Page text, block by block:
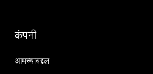
कंपनी
आमच्याबद्दल